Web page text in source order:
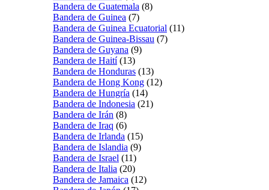
Bandera de Guatemala (8)
Bandera de Guinea (7)
Bandera de Guinea Ecuatorial (11)
Bandera de Guinea-Bissau (7)
Bandera de Guyana (9)
Bandera de Haití (13)
Bandera de Honduras (13)
Bandera de Hong Kong (12)
Bandera de Hungría (14)
Bandera de Indonesia (21)
Bandera de Irán (8)
Bandera de Iraq (6)
Bandera de Irlanda (15)
Bandera de Islandia (9)
Bandera de Israel (11)
Bandera de Italia (20)
Bandera de Jamaica (12)